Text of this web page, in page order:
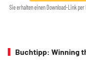
Sie erhalten einen Download-Link
Buchtipp: Winning